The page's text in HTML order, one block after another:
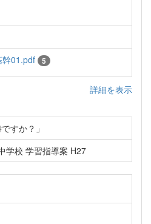
幹01.pdf 5
詳細を表示
すか？」
学校 学習指導案 H27